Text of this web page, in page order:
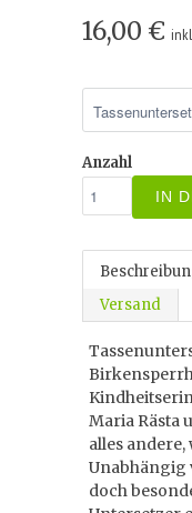
16,00 €
Anzahl
IN
Versand
Maria Rästa
alles
Unabhängig
doch